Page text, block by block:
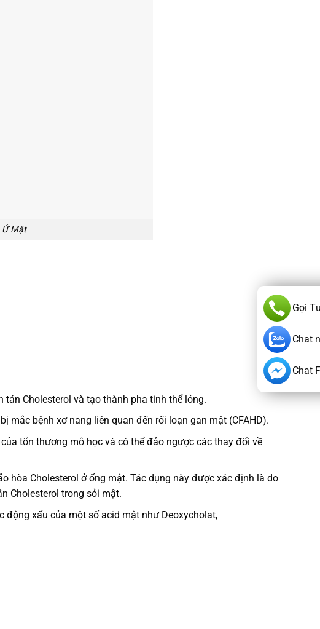
Ứ Mật
Cholesterol và tạo thành pha tinh thể lỏng.
mắc bệnh xơ nang liên quan đến rối loạn gan mật (CFAHD).
tổn thương mô học và có thể đảo ngược các thay đổi về
hòa Cholesterol ở ống mật. Tác dụng này được xác định là do
Cholesterol trong sỏi mật.
xấu của một số acid mật như Deoxycholat,
Gọi
Chat
Chat